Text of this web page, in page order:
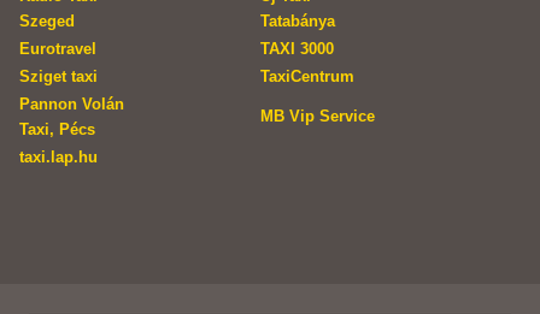
Szeged
Tatabánya
Eurotravel
TAXI 3000
Sziget taxi
TaxiCentrum
Pannon Volán
Taxi, Pécs
MB Vip Service
taxi.lap.hu